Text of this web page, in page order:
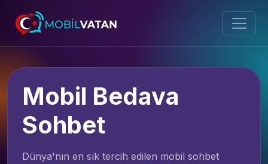
Mobil Bedava
Sohbet
Dünya'nın en sık tercih edilen mobil sohbet